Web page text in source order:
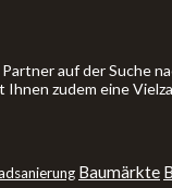
auf der Suche
zudem eine
Baumärkte